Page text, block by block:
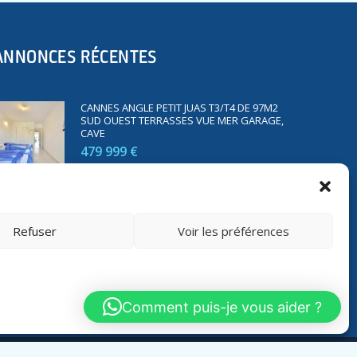
Refuser Voir les préférences
RÉCENTES
CANNES ANGLE PETIT JUAS T3/T4 DE 97M2
SUD OUEST TERRASSES VUE MER GARAGE,
CAVE
479 999 €
Comment puis-je vous aider ?